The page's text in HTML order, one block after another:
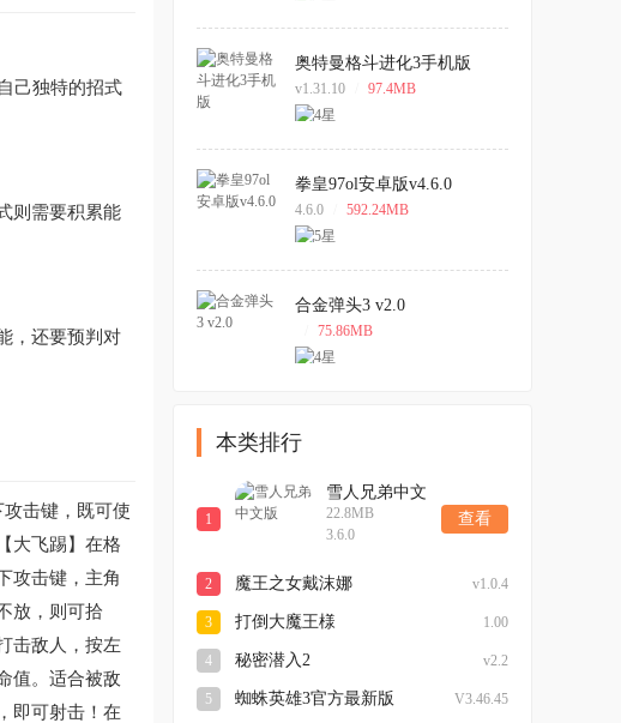
己独特的招式
则需要积累能
，还要预判对
击键，既可使
大飞踢】在格
攻击键，主角
放，则可拾
击敌人，按左
值。适合被敌
即可射击！在
奥特曼格斗进化3手机版
v1.31.10 97.4MB
拳皇97ol安卓版v4.6.0
4.6.0 592.24MB
合金弹头3 v2.0
75.86MB
本类排行
1
雪人兄弟中文
版
22.8MB
3.6.0
查看
2 魔王之女戴沫娜 v1.0.4
3 打倒大魔王様 1.00
4 秘密潜入2 v2.2
5 蜘蛛英雄3官方最新版 V3.46.45